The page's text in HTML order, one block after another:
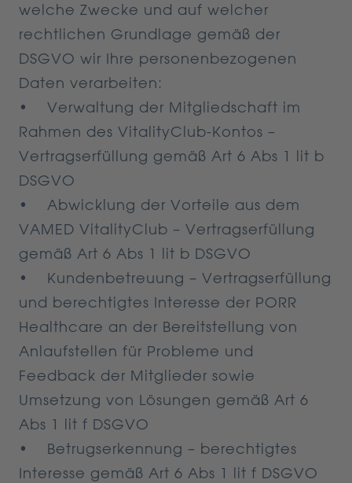
welche Zwecke und auf welcher
rechtlichen Grundlage gemäß der
DSGVO wir Ihre personenbezogenen
Daten verarbeiten:
• Verwaltung der Mitgliedschaft im
Rahmen des VitalityClub-Kontos –
Vertragserfüllung gemäß Art 6 Abs 1 lit b
DSGVO
• Abwicklung der Vorteile aus dem
VAMED VitalityClub – Vertragserfüllung
gemäß Art 6 Abs 1 lit b DSGVO
• Kundenbetreuung – Vertragserfüllung
und berechtigtes Interesse der PORR
Healthcare an der Bereitstellung von
Anlaufstellen für Probleme und
Feedback der Mitglieder sowie
Umsetzung von Lösungen gemäß Art 6
Abs 1 lit f DSGVO
• Betrugserkennung – berechtigtes
Interesse gemäß Art 6 Abs 1 lit f DSGVO